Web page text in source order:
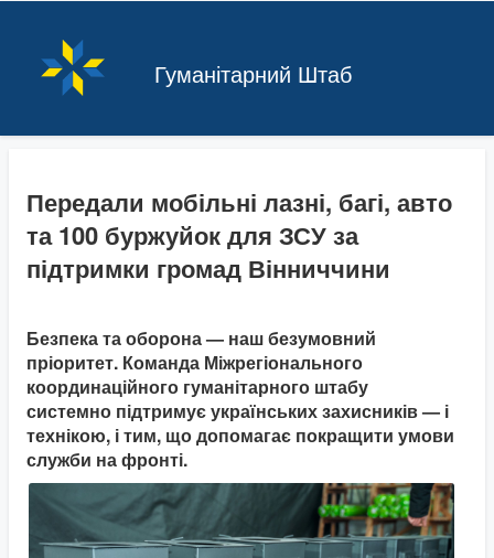
Гуманітарний Штаб
Передали мобільні лазні, багі, авто
та 100 буржуйок для ЗСУ за
підтримки громад Вінниччини
Безпека та оборона — наш безумовний
пріоритет. Команда Міжрегіонального
координаційного гуманітарного штабу
системно підтримує українських захисників — і
технікою, і тим, що допомагає покращити умови
служби на фронті.